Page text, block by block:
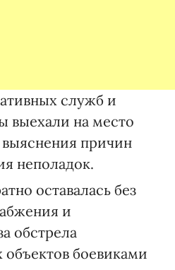
служб и
выехали на место
причин
неполадок.
оставалась без
и
обстрела
боевиками